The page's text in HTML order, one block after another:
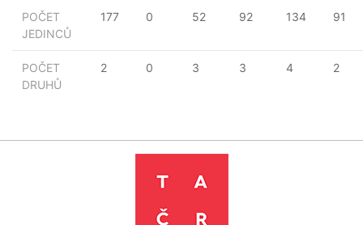
POČET
JEDINCŮ
177 0 52 92 134 91
POČET
DRUHŮ
2 0 3 3 4 2